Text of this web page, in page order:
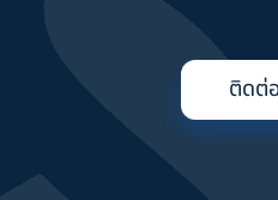
ติดต่